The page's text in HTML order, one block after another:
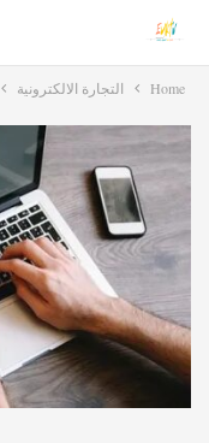
Home التجارة الالكترونية